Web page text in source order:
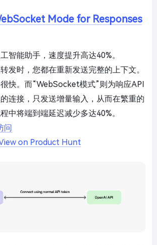
Mode for Responses
智能助手，速度提升高达40%。
发时，您都在重新发送完整的上下文。
快。而“WebSocket模式”则为响应API
连接，只发送增量输入，从而在繁重的
中将端到端延迟减少多达40%。
问
on Product Hunt